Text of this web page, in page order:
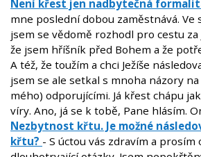
Není křest jen nadbytečná
mne poslední dobou zaměstnává. Ve
jsem se vědomě rozhodl pro cestu za
že jsem hříšník před Bohem a že
A též, že toužím a chci Ježíše
jsem se ale setkal s mnoha názory
mého) odporujícími. Já křest chápu
víry. Ano, já se k tobě, Pane hlásím.
Nezbytnost křtu. Je možné
křtu? - S úctou vás zdravím a prosím